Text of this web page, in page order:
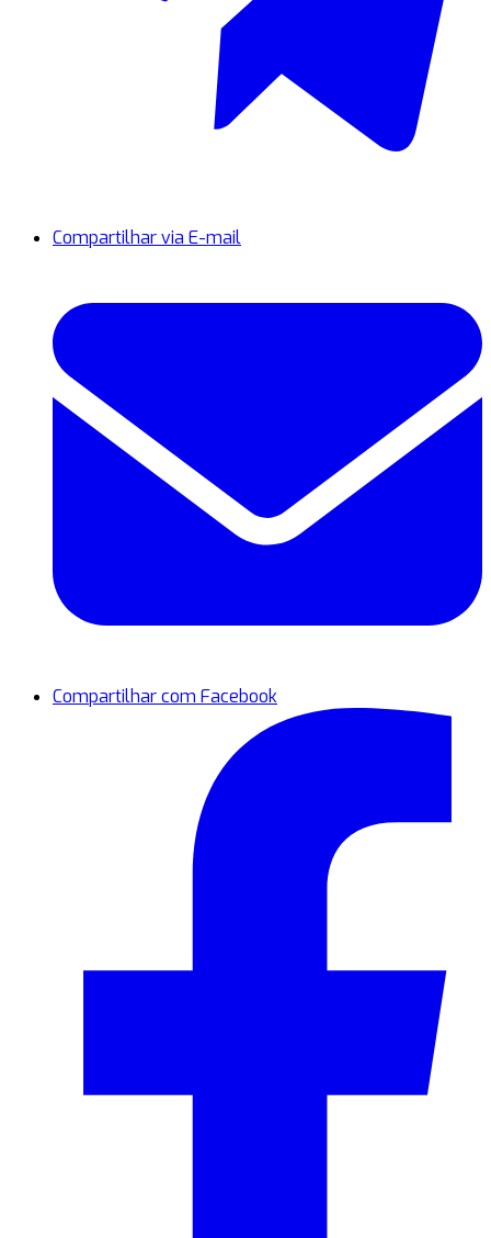
Compartilhar via E-mail
Compartilhar com Facebook